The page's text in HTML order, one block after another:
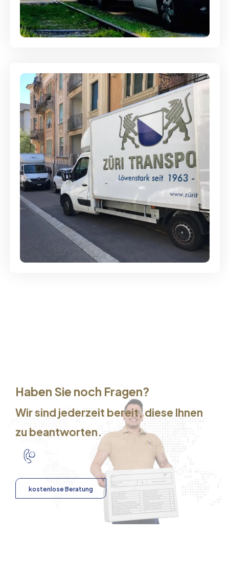
Ein- und Auspackservice
Günstige Umzüge - Hervorragender
Service
Haben Sie noch Fragen?
Wir sind jederzeit bereit, diese Ihnen
zu beantworten.
kostenlose Beratung